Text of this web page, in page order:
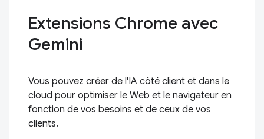
Extensions Chrome avec
Gemini
Vous pouvez créer de l'IA côté client et dans le
cloud pour optimiser le Web et le navigateur en
fonction de vos besoins et de ceux de vos
clients.